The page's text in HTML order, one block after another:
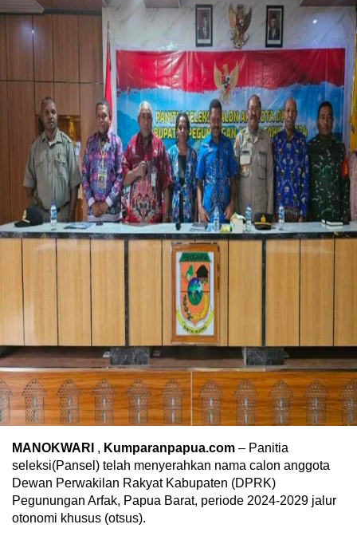
MANOKWARI , Kumparanpapua.com – Panitia
seleksi(Pansel) telah menyerahkan nama calon anggota
Dewan Perwakilan Rakyat Kabupaten (DPRK)
Pegunungan Arfak, Papua Barat, periode 2024-2029 jalur
otonomi khusus (otsus).